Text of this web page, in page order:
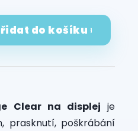
do košíku
Clear na displej je
prasknutí, poškrábání